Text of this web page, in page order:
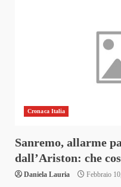
Cronaca Italia
Sanremo, allarme
dall’Ariston: che
Daniela Lauria Febbraio